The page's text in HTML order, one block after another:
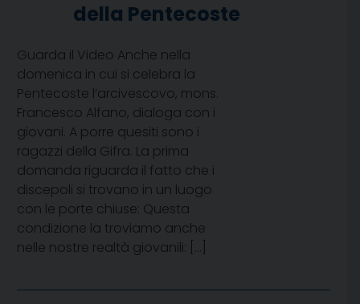
della Pentecoste
Guarda il Video Anche nella
domenica in cui si celebra la
Pentecoste l’arcivescovo, mons.
Francesco Alfano, dialoga con i
giovani. A porre quesiti sono i
ragazzi della Gifra. La prima
domanda riguarda il fatto che i
discepoli si trovano in un luogo
con le porte chiuse: Questa
condizione la troviamo anche
nelle nostre realtà giovanili: […]